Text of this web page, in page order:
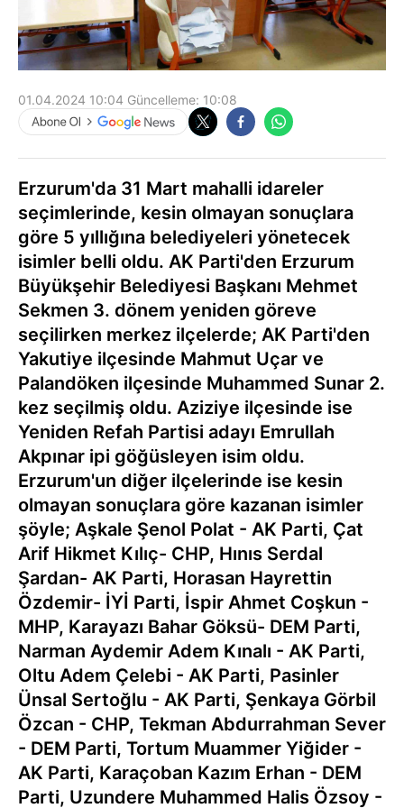
01.04.2024 10:04 Güncelleme: 10:08
Erzurum'da 31 Mart mahalli idareler
seçimlerinde, kesin olmayan sonuçlara
göre 5 yıllığına belediyeleri yönetecek
isimler belli oldu. AK Parti'den Erzurum
Büyükşehir Belediyesi Başkanı Mehmet
Sekmen 3. dönem yeniden göreve
seçilirken merkez ilçelerde; AK Parti'den
Yakutiye ilçesinde Mahmut Uçar ve
Palandöken ilçesinde Muhammed Sunar 2.
kez seçilmiş oldu. Aziziye ilçesinde ise
Yeniden Refah Partisi adayı Emrullah
Akpınar ipi göğüsleyen isim oldu.
Erzurum'un diğer ilçelerinde ise kesin
olmayan sonuçlara göre kazanan isimler
şöyle; Aşkale Şenol Polat - AK Parti, Çat
Arif Hikmet Kılıç- CHP, Hınıs Serdal
Şardan- AK Parti, Horasan Hayrettin
Özdemir- İYİ Parti, İspir Ahmet Coşkun -
MHP, Karayazı Bahar Göksü- DEM Parti,
Narman Aydemir Adem Kınalı - AK Parti,
Oltu Adem Çelebi - AK Parti, Pasinler
Ünsal Sertoğlu - AK Parti, Şenkaya Görbil
Özcan - CHP, Tekman Abdurrahman Sever
- DEM Parti, Tortum Muammer Yiğider -
AK Parti, Karaçoban Kazım Erhan - DEM
Parti, Uzundere Muhammed Halis Özsoy -